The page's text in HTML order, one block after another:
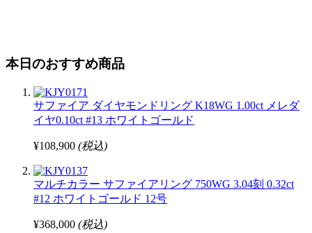
本日のおすすめ商品
サファイア ダイヤモンドリング K18WG 1.00ct メレダ
イヤ0.10ct #13 ホワイトゴールド
¥108,900 (税込)
マルチカラー サファイアリング 750WG 3.04刻 0.32ct
#12 ホワイトゴールド 12号
¥368,000 (税込)